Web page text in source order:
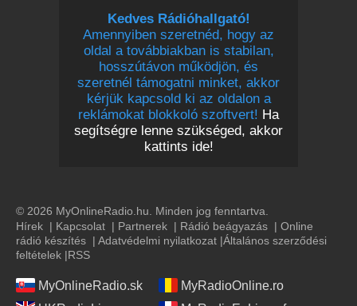
Kedves Rádióhallgató!
Amennyiben szeretnéd, hogy az
oldal a továbbiakban is stabilan,
hosszútávon működjön, és
szeretnél támogatni minket, akkor
kérjük kapcsold ki az oldalon a
reklámokat blokkoló szoftvert! Ha
segítségre lenne szükséged, akkor
kattints ide!
© 2026 MyOnlineRadio.hu. Minden jog fenntartva.
Hírek | Kapcsolat | Partnerek | Rádió beágyazás | Online
rádió készítés | Adatvédelmi nyilatkozat |Általános szerződési
feltételek |RSS
MyOnlineRadio.sk
MyRadioOnline.ro